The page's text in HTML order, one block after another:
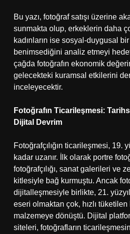
Bu yazı, fotoğraf satışı üzerine
sunmakta olup, erkeklerin daha
kadınların ise sosyal-duygusal bir
benimsediğini analiz etmeyi
çağda fotoğrafın ekonomik
gelecekteki kuramsal etkilerini
inceleyecektir.
Fotoğrafın Ticarileşmesi:
Dijital Devrim
Fotoğrafçılığın ticarileşmesi, 19.
kadar uzanır. İlk olarak portre
fotoğrafçılığı, sanat galerileri ve
kitlesiyle bağ kurmuştu. Ancak
dijitalleşmesiyle birlikte, 21.
eseri olmaktan çok, hızlı tüketilen
malzemeye dönüştü. Dijital
siteleri, fotoğrafların